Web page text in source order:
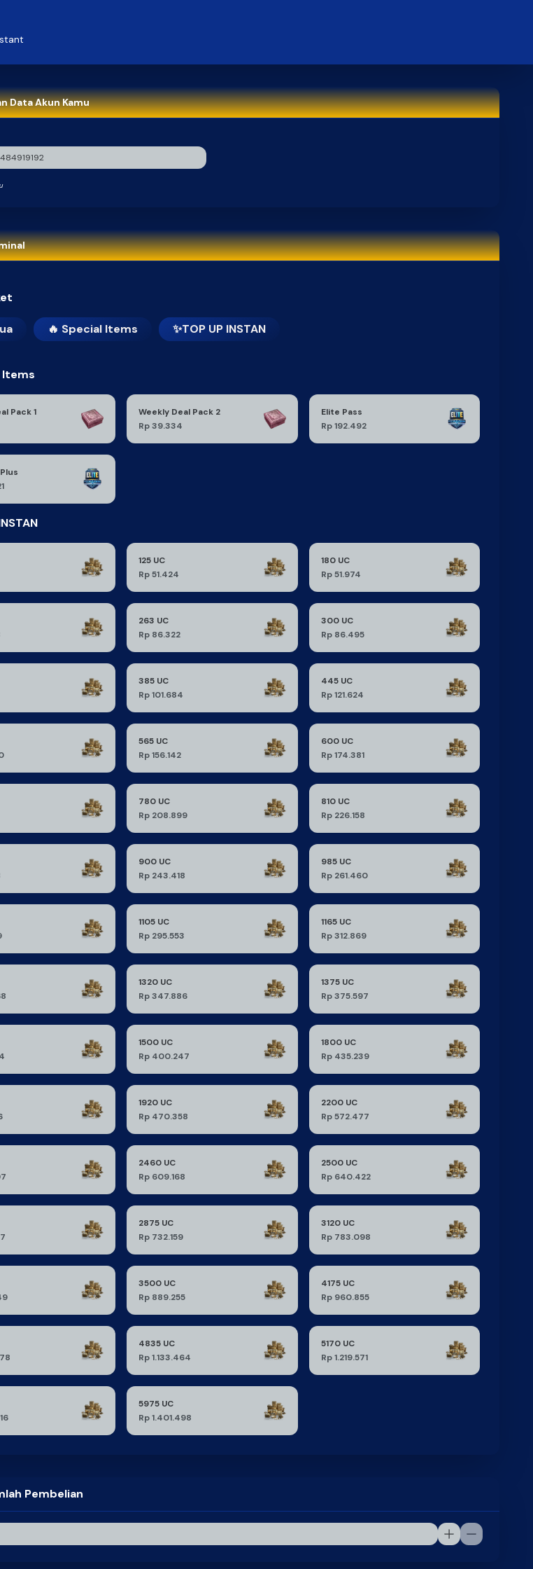
Data Akun Kamu
🔥 Special Items ✨TOP UP INSTAN
Items
Pack 1
Weekly Deal Pack 2
Rp 39.334
Elite Pass
Rp 192.492
125 UC
Rp 51.424
180 UC
Rp 51.974
263 UC
Rp 86.322
300 UC
Rp 86.495
385 UC
Rp 101.684
445 UC
Rp 121.624
565 UC
Rp 156.142
600 UC
Rp 174.381
780 UC
Rp 208.899
810 UC
Rp 226.158
900 UC
Rp 243.418
985 UC
Rp 261.460
1105 UC
Rp 295.553
1165 UC
Rp 312.869
1320 UC
Rp 347.886
1375 UC
Rp 375.597
1500 UC
Rp 400.247
1800 UC
Rp 435.239
1920 UC
Rp 470.358
2200 UC
Rp 572.477
2460 UC
Rp 609.168
2500 UC
Rp 640.422
2875 UC
Rp 732.159
3120 UC
Rp 783.098
3500 UC
Rp 889.255
4175 UC
Rp 960.855
4835 UC
Rp 1.133.464
5170 UC
Rp 1.219.571
5975 UC
Rp 1.401.498
Pembelian